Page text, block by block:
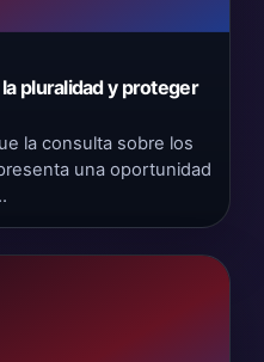
pluralidad y proteger
la consulta sobre los
una oportunidad